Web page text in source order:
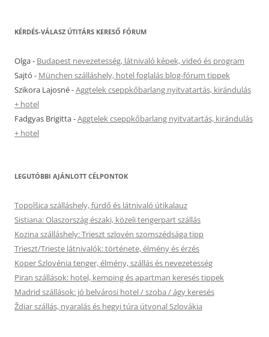
KÉRDÉS-VÁLASZ ÚTITÁRS KERESŐ FÓRUM
Olga- Budapest nevezetesség, látnivaló képek, videó és program
Sajtó - München szálláshely, hotel foglalás blog-fórum tippek
Szikora Lajosné-Aggtelek cseppkőbarlang nyitvatartás, kirándulás
+ hotel
Fadgyas Brigitta-Aggtelek cseppkőbarlang nyitvatartás, kirándulás
+ hotel
LEGUTÓBBI AJÁNLOTT CÉLPONTOK
Topolšica szálláshely, fürdő és látnivaló útikalauz
Sistiana: Olaszország északi, közeli tengerpart szállás
Kozina szálláshely: Trieszt szlovén szomszédsága tipp
Trieszt/Trieste látnivalók: története, élmény és érzés
Koper Szlovénia tenger, élmény, szállás és nevezetesség
Piran szállások: hotel, kemping és apartman keresés tippek
Madrid szállások: jó belvárosi hotel / szoba / ágy keresés
Ždiar szállás, nyaralás és hegyi túra útvonal Szlovákia